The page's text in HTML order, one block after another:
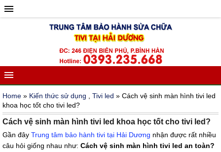
Home » Kiến thức sử dụng , Tivi led » Cách vệ sinh màn hình tivi led
khoa học tốt cho tivi led?
Cách vệ sinh màn hình tivi led khoa học tốt cho tivi led?
Gần đây Trung tâm bảo hành tivi tại Hải Dương nhận được rất nhiều
câu hỏi giống nhau như: Cách vệ sinh màn hình tivi led an toàn?